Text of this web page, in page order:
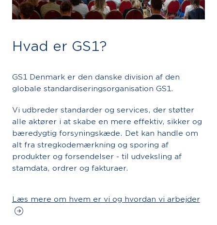
Hvad er GS1?
GS1 Denmark er den danske division af den
globale standardiseringsorganisation GS1.
Vi udbreder standarder og services, der støtter
alle aktører i at skabe en mere effektiv, sikker og
bæredygtig forsyningskæde. Det kan handle om
alt fra stregkodemærkning og sporing af
produkter og forsendelser - til udveksling af
stamdata, ordrer og fakturaer.
Læs mere om hvem er vi og hvordan vi arbejder